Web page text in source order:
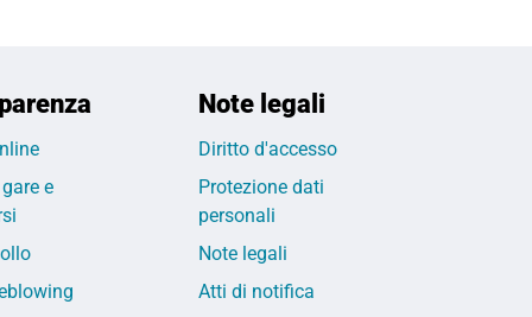
e
Note legali
Diritto d'accesso
Protezione dati
personali
Note legali
Atti di notifica